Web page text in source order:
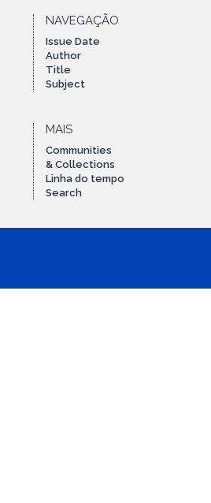
NAVEGAÇÃO
Issue Date
Author
Title
Subject
MAIS
Communities
& Collections
Linha do tempo
Search